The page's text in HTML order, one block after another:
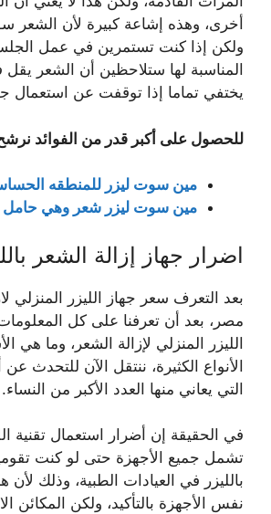
أخرى، وهذه إشاعة كبيرة لأن الشعر
ولكن إذا كنت تستمرين في عمل
المناسبة لها ستلاحظين أن الشعر يقل
يختفي تماما إذا توقفت عن استعمال
للحصول على أكبر قدر من الفوائد
مين سوت ليزر للمنطقه
مين سوت ليزر شعر وهي حامل
اضرار جهاز إزالة الشعر
بعد التعرف سعر جهاز الليزر المنزلي
مصر، بعد أن تعرفنا على كل
الليزر المنزلي لإزالة الشعر، وما هي
الأنواع الكثيرة، ننتقل الآن للتحدث عن
التي يعاني منها العدد الأكبر من النساء.
في الحقيقة إن أضرار استعمال تقنية
تشمل جميع الأجهزة حتى لو كنت
بالليزر في العيادات الطبية، وذلك
نفس الأجهزة بالتأكيد، ولكن المكائن